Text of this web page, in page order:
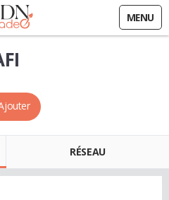
MENU
RÉSEAU